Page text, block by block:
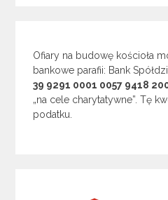
Ofiary na budowę kościoła
bankowe parafii: Bank
39 9291 0001 0057 9418
„na cele charytatywne”. Tę
podatku.